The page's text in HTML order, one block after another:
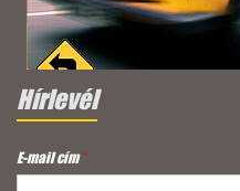
Hírlevél
E-mail cím*